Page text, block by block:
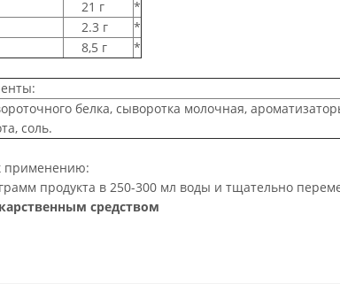
21 г
*
2.3 г
*
8,5 г *
белка, сыворотка молочная,
соль.
применению:
продукта в 250-300 мл воды и тщательно
средством